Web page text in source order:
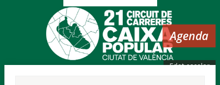
▼
València en esport ▼
Agenda
Edat escolar